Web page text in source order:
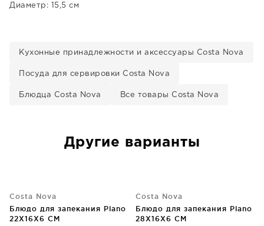
Диаметр: 15,5 см
Кухонные принадлежности и аксессуары Costa Nova
Посуда для сервировки Costa Nova
Блюдца Costa Nova Все товары Costa Nova
Другие варианты
Costa Nova
Блюдо для запекания Plano
22X16X6 CM
Costa Nova
Блюдо для запекания Plano
28X16X6 CM